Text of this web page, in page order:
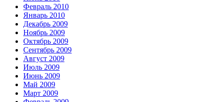
Февраль 2010
Январь 2010
Декабрь 2009
Ноябрь 2009
Октябрь 2009
Сентябрь 2009
Август 2009
Июль 2009
Июнь 2009
Май 2009
Март 2009